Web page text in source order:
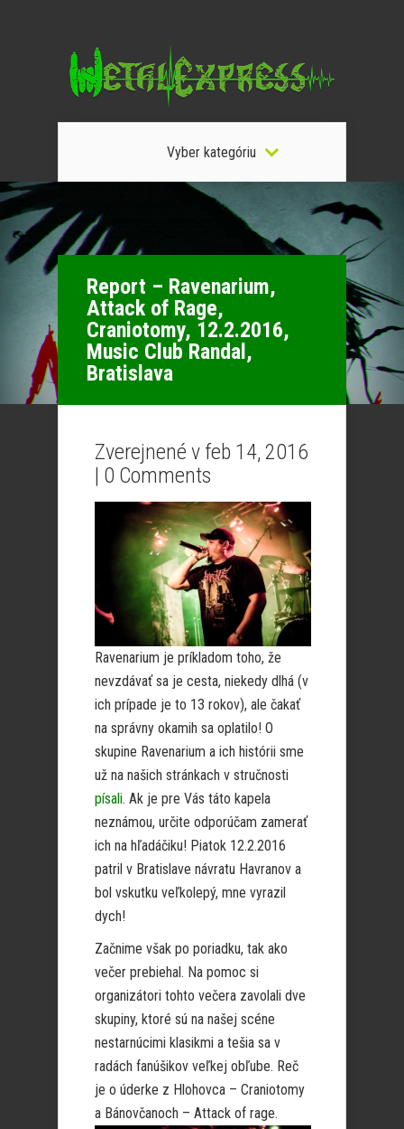
Vyber kategóriu
Report – Ravenarium,
Attack of Rage,
Craniotomy, 12.2.2016,
Music Club Randal,
Bratislava
Zverejnené v feb 14, 2016
| 0 Comments
Ravenarium je príkladom toho, že
nevzdávať sa je cesta, niekedy dlhá (v
ich prípade je to 13 rokov), ale čakať
na správny okamih sa oplatilo! O
skupine Ravenarium a ich histórii sme
už na našich stránkach v stručnosti
písali. Ak je pre Vás táto kapela
neznámou, určite odporúčam zamerať
ich na hľadáčiku! Piatok 12.2.2016
patril v Bratislave návratu Havranov a
bol vskutku veľkolepý, mne vyrazil
dych!
Začnime však po poriadku, tak ako
večer prebiehal. Na pomoc si
organizátori tohto večera zavolali dve
skupiny, ktoré sú na našej scéne
nestarnúcimi klasikmi a tešia sa v
radách fanúšikov veľkej obľube. Reč
je o úderke z Hlohovca – Craniotomy
a Bánovčanoch – Attack of rage.